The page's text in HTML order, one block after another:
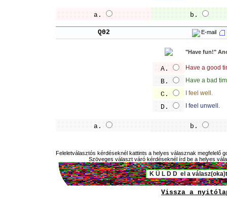
a. b.
Q02 E-mail
"Have fun!"
A. Have a good
B. Have a bad
C. I feel well.
D. I feel unwell.
a. b.
Feleletválasztós kérdéseknél kattints a helyes válasznak megfelelő
Szöveges választ váró kérdéseknél írd be a helyes
Vissza a